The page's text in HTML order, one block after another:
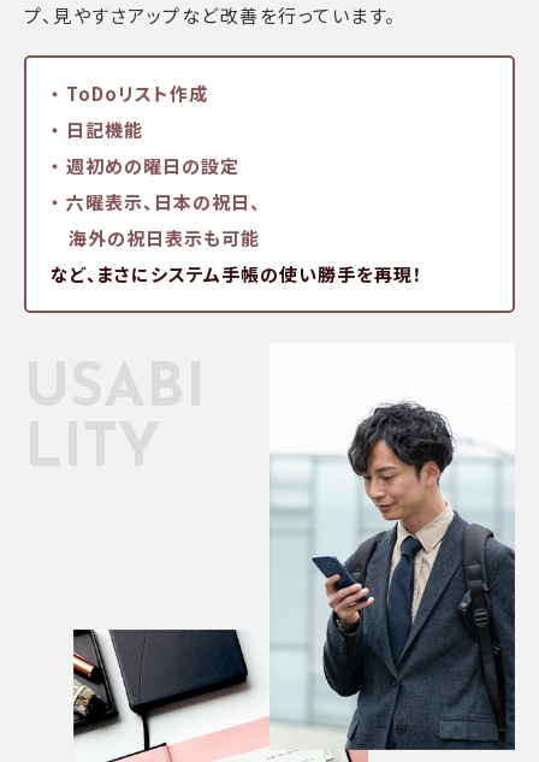
プ、見やすさアップなど改善を行っています。
・ ToDoリスト作成
・ 日記機能
・ 週初めの曜日の設定
・ 六曜表示、日本の祝日、
海外の祝日表示も可能
など、まさにシステム手帳の使い勝手を再現！
USABI
LITY